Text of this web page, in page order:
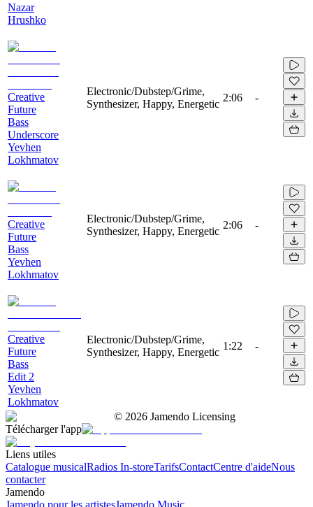
Nazar
Hrushko
Creative
Future
Bass
Underscore
Yevhen
Lokhmatov
Electronic/Dubstep/Grime,
Synthesizer, Happy, Energetic
2:06 -
Creative
Future
Bass
Yevhen
Lokhmatov
Electronic/Dubstep/Grime,
Synthesizer, Happy, Energetic
2:06 -
Creative
Future
Bass
Edit 2
Yevhen
Lokhmatov
Electronic/Dubstep/Grime,
Synthesizer, Happy, Energetic
1:22 -
© 2026 Jamendo Licensing
Télécharger l'app
Liens utiles
Catalogue musicalRadios In-storeTarifsContactCentre d'aideNous
contacter
Jamendo
Jamendo pour les artistesJamendo Music